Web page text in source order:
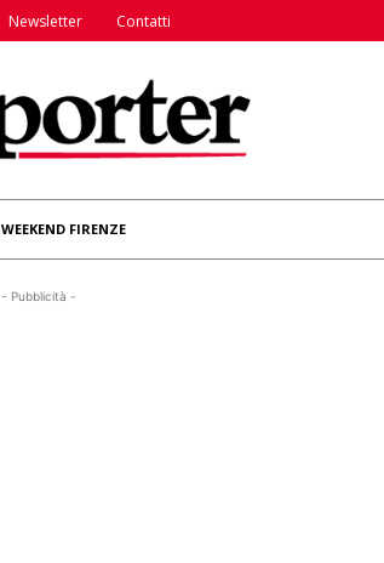
Newsletter Contatti
WEEKEND FIRENZE
- Pubblicità -